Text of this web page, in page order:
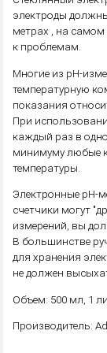
электроды
метрах , на самом
к проблемам.
Многие из pH-
температурную
показания
При
каждый раз в
минимуму любые
температуры.
Электронные pH-
счетчики могут
измерений, вы
В большинстве
для хранения
не должен
Объем: 500 мл, 1
Производитель: